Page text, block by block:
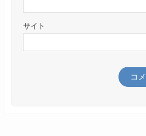
サイト